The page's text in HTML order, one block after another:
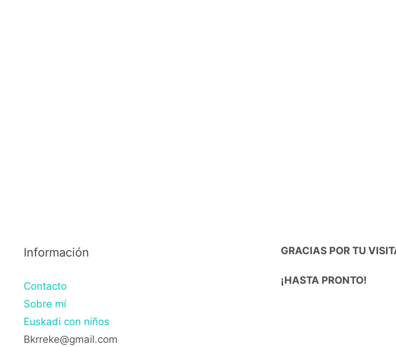
Información
Contacto
Sobre mí
Euskadi con niños
Bkrreke@gmail.com
GRACIAS POR TU
¡HASTA PRONTO!